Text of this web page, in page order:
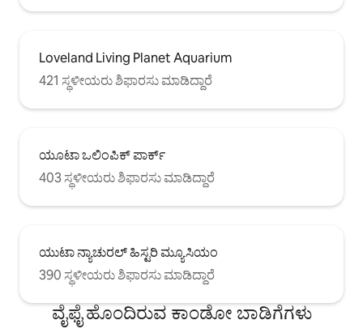
Loveland Living Planet Aquarium
421 ಸ್ಥಳೀಯರು ಶಿಫಾರಸು ಮಾಡಿದ್ದಾರೆ
ಯೂಟಾ ಒಲಿಂಪಿಕ್ ಪಾರ್ಕ್
403 ಸ್ಥಳೀಯರು ಶಿಫಾರಸು ಮಾಡಿದ್ದಾರೆ
ಯುಟಾ ನ್ಯಾಚುರಲ್ ಹಿಸ್ಟರಿ ಮ್ಯೂಸಿಯಂ
390 ಸ್ಥಳೀಯರು ಶಿಫಾರಸು ಮಾಡಿದ್ದಾರೆ
ವೈಫೈ ಹೊಂದಿರುವ ಕಾಂಡೋ ಬಾಡಿಗೆಗಳು